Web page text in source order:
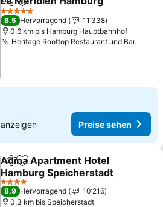
TeilenZu Favoriten hinzufügen
5 Sterne
8.5 Hervorragend
11’338
0.6 km bis Hamburg Hauptbahnhof
Heritage Rooftop Restaurant und Bar
anzeigen Preise sehen
TeilenZu Favoriten hinzufügen
Adina Apartment Hotel
Hamburg Speicherstadt
4 Sterne
8.9 Hervorragend
10’216
0.3 km bis Speicherstadt